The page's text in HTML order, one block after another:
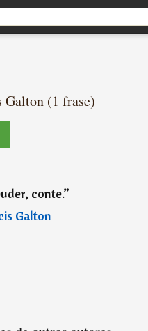
Galton (1 frase)
conte.”
Galton